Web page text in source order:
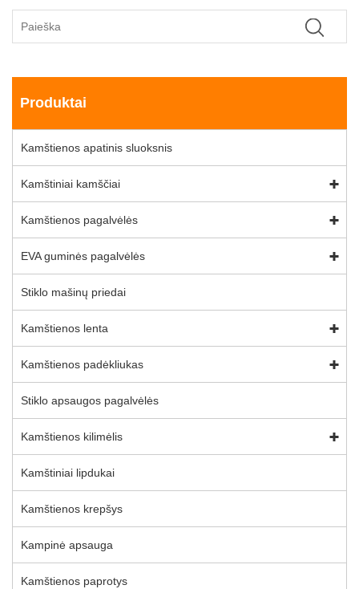
Produktai
Kamštienos apatinis sluoksnis
Kamštiniai kamščiai
Kamštienos pagalvėlės
EVA guminės pagalvėlės
Stiklo mašinų priedai
Kamštienos lenta
Kamštienos padėkliukas
Stiklo apsaugos pagalvėlės
Kamštienos kilimėlis
Kamštiniai lipdukai
Kamštienos krepšys
Kampinė apsauga
Kamštienos paprotys